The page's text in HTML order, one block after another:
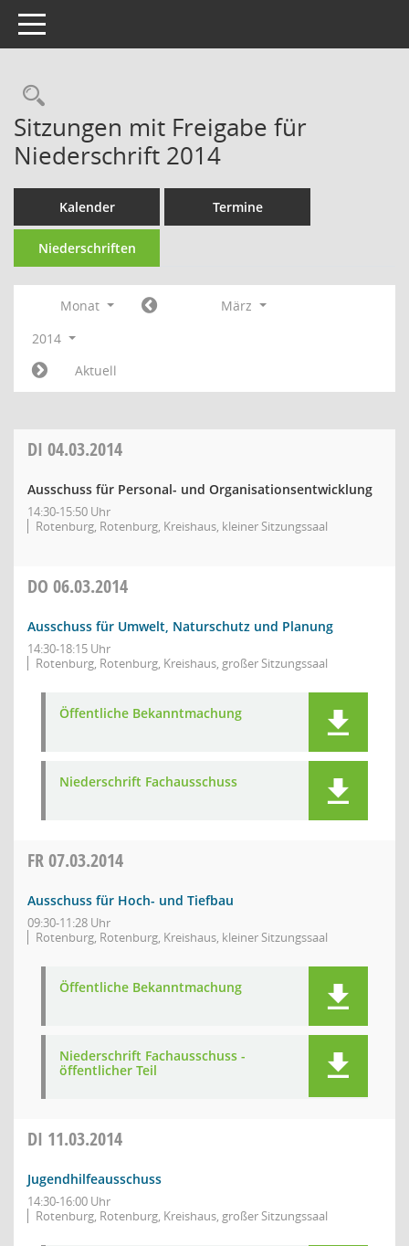
Toggle navigation
Rechercheauswahl
Sitzungen mit Freigabe für
Niederschrift 2014
Kalender Termine
Niederschriften
Monat
März
2014
Aktuell
DI 04.03.2014
Ausschuss für Personal- und Organisationsentwicklung
14:30-15:50 Uhr
Rotenburg, Rotenburg, Kreishaus, kleiner Sitzungssaal
DO 06.03.2014
Ausschuss für Umwelt, Naturschutz und Planung
14:30-18:15 Uhr
Rotenburg, Rotenburg, Kreishaus, großer Sitzungssaal
Öffentliche Bekanntmachung
Niederschrift Fachausschuss
FR07.03.2014
Ausschuss für Hoch- und Tiefbau
09:30-11:28 Uhr
Rotenburg, Rotenburg, Kreishaus, kleiner Sitzungssaal
Öffentliche Bekanntmachung
Niederschrift Fachausschuss -
öffentlicher Teil
DI 11.03.2014
Jugendhilfeausschuss
14:30-16:00 Uhr
Rotenburg, Rotenburg, Kreishaus, großer Sitzungssaal